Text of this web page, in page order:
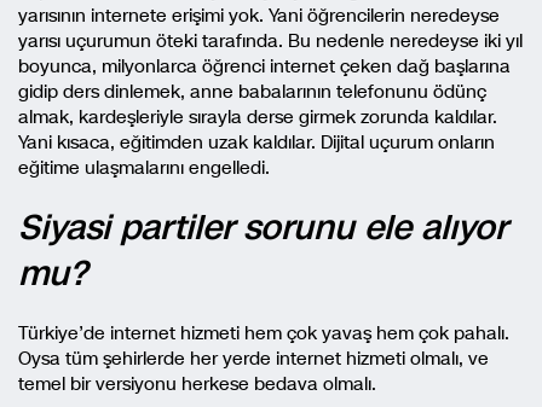
yarısının internete erişimi yok. Yani öğrencilerin neredeyse
yarısı uçurumun öteki tarafında. Bu nedenle neredeyse iki yıl
boyunca, milyonlarca öğrenci internet çeken dağ başlarına
gidip ders dinlemek, anne babalarının telefonunu ödünç
almak, kardeşleriyle sırayla derse girmek zorunda kaldılar.
Yani kısaca, eğitimden uzak kaldılar. Dijital uçurum onların
eğitime ulaşmalarını engelledi.
Siyasi partiler sorunu ele alıyor
mu?
Türkiye’de internet hizmeti hem çok yavaş hem çok pahalı.
Oysa tüm şehirlerde her yerde internet hizmeti olmalı, ve
temel bir versiyonu herkese bedava olmalı.